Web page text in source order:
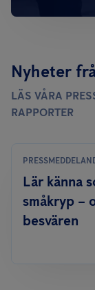
Nyheter
LÄS VÅRA
RAPPORTER
Lär känna
småkryp –
besvären